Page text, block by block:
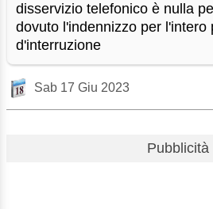
disservizio telefonico è nulla
dovuto l'indennizzo per l'intero
d'interruzione
Sab 17 Giu 2023
Pubblicità